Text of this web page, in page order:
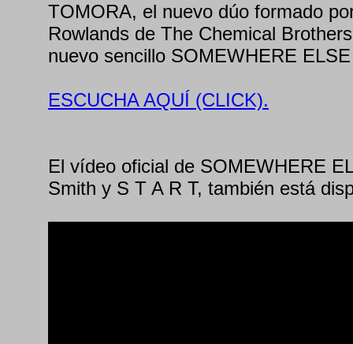
TOMORA, el nuevo dúo formado
Rowlands de The Chemical
nuevo sencillo SOMEWHERE ELSE
ESCUCHA AQUÍ (CLICK).
El vídeo oficial de SOMEWHERE
Smith y S T A R T, también está